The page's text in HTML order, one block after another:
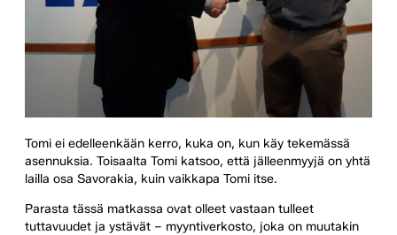
Tomi ei edelleenkään kerro, kuka on, kun käy tekemässä
asennuksia. Toisaalta Tomi katsoo, että jälleenmyyjä on yhtä
lailla osa Savorakia, kuin vaikkapa Tomi itse.
Parasta tässä matkassa ovat olleet vastaan tulleet
tuttavuudet ja ystävät – myyntiverkosto, joka on muutakin